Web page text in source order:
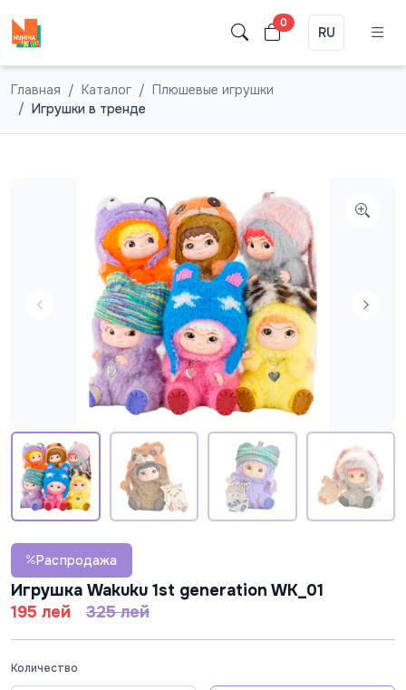
0
RU
Главная Каталог
Плюшевые игрушки
Игрушки в тренде
Распродажа
Игрушка Wakuku 1st generation WK_01
195 лей
325 лей
Количество